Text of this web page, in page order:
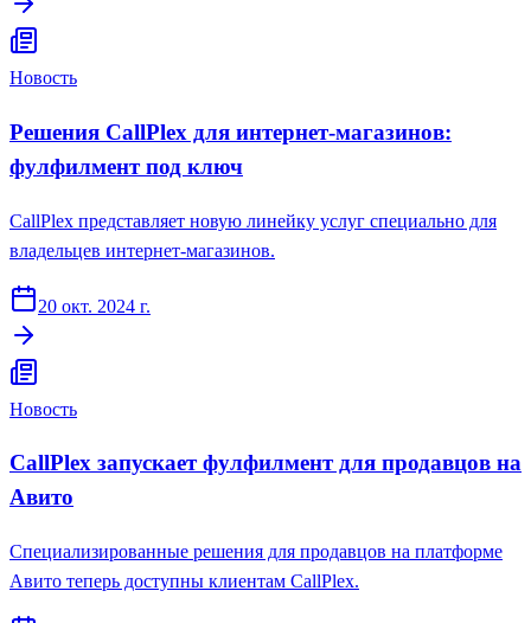
Новость
Решения CallPlex для интернет-магазинов:
фулфилмент под ключ
CallPlex представляет новую линейку услуг специально для
владельцев интернет-магазинов.
20 окт. 2024 г.
Новость
CallPlex запускает фулфилмент для продавцов на
Авито
Специализированные решения для продавцов на платформе
Авито теперь доступны клиентам CallPlex.